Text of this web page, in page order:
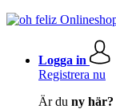
Logga in
Registrera nu
Är du ny här?